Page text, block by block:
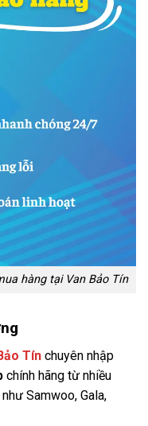
hàng tại Van Bảo Tín
Tín chuyên nhập
chính hãng từ nhiều
Samwoo, Gala,